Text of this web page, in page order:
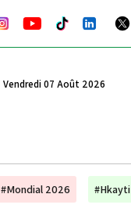
Vendredi 07 Août 2026
#Mondial 2026 #Hkayti